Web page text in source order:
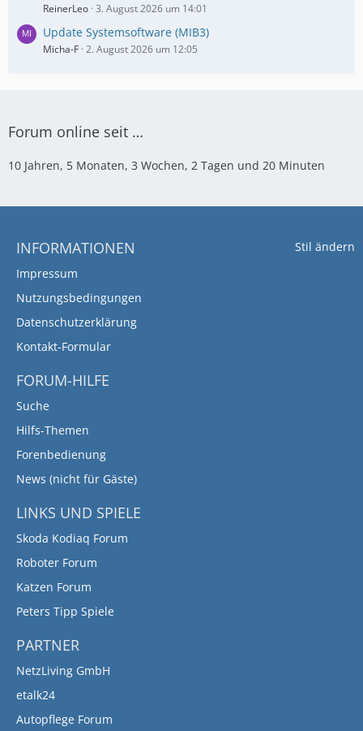
ReinerLeo 3. August 2026 um 14:01
Update Systemsoftware (MIB3)
Micha-F 2. August 2026 um 12:05
Forum online seit …
10 Jahren, 5 Monaten, 3 Wochen, 2 Tagen und 20 Minuten
Stil ändern
INFORMATIONEN
Impressum
Nutzungsbedingungen
Datenschutzerklärung
Kontakt-Formular
FORUM-HILFE
Suche
Hilfs-Themen
Forenbedienung
News (nicht für Gäste)
LINKS UND SPIELE
Skoda Kodiaq Forum
Roboter Forum
Katzen Forum
Peters Tipp Spiele
PARTNER
NetzLiving GmbH
etalk24
Autopflege Forum